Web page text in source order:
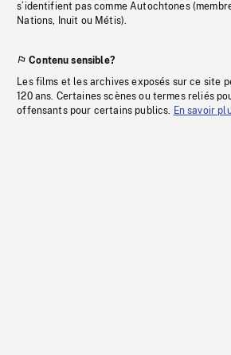
s’identifient pas comme Autochtones
Nations, Inuit ou Métis).
Contenu sensible?
Les films et les archives exposés sur ce site
120 ans. Certaines scènes ou termes reliés
offensants pour certains publics. En savoir